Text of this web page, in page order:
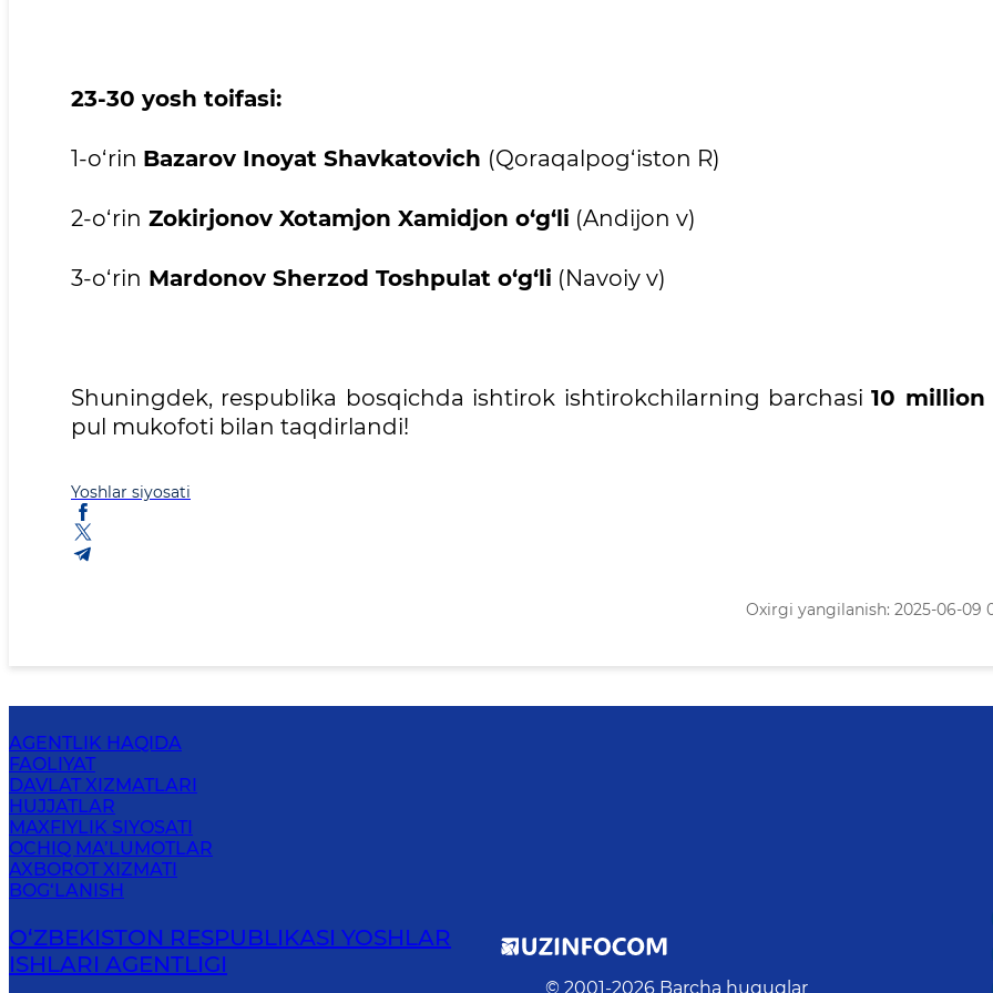
23-30 yosh toifasi:
1-o‘rin Bazarov Inoyat Shavkatovich (Qoraqalpog‘iston R)
2-o‘rin Zokirjonov Xotamjon Xamidjon o‘g‘li (Andijon v)
3-o‘rin Mardonov Sherzod Toshpulat o‘g‘li (Navoiy v)
Shuningdek, respublika bosqichda ishtirok ishtirokchilarning barchasi10 million
pul mukofoti bilan taqdirlandi!
Yoshlar siyosati
Oxirgi yangilanish: 2025-06-09
AGENTLIK HAQIDA
FAOLIYAT
DAVLAT XIZMATLARI
HUJJATLAR
MAXFIYLIK SIYOSATI
OCHIQ MA’LUMOTLAR
AXBOROT XIZMATI
BOG‘LANISH
O‘ZBЕKISTОN RЕSPUBLIKАSI YOSHLAR
ISHLARI AGENTLIGI
© 2001-2026 Barcha huquqlar